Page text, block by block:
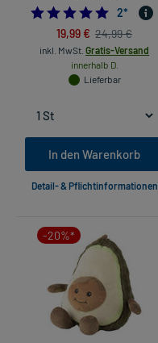
5.0
2*
19,99 € 24,99 €
inkl. MwSt. Gratis-Versand
innerhalb D.
Lieferbar
In den Warenkorb
Detail- & Pflichtinformationen
-20%*